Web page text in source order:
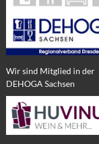
Wir sind Mitglied in der
DEHOGA Sachsen